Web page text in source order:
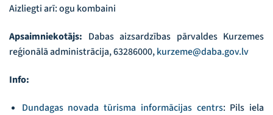
Aizliegti arī: ogu kombaini
Apsaimniekotājs: Dabas aizsardzības pārvaldes Kurzemes
reģionālā administrācija, 63286000,kurzeme@daba.gov.lv
Info:
Dundagas novada tūrisma informācijas centrs: Pils iela